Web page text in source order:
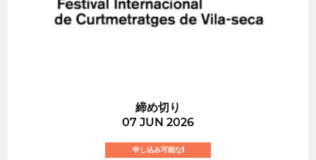
締め切り
07 JUN 2026
申し込み可能な!